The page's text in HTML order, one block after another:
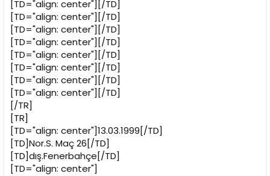
[TD="align: center"][/TD]
[TD="align: center"][/TD]
[TD="align: center"][/TD]
[TD="align: center"][/TD]
[TD="align: center"][/TD]
[TD="align: center"][/TD]
[TD="align: center"][/TD]
[TD="align: center"][/TD]
[/TR]
[TR]
[TD="align: center"]13.03.1999[/TD]
[TD]Nor.S. Maç 26[/TD]
[TD]dış.Fenerbahçe[/TD]
[TD="align: center"]